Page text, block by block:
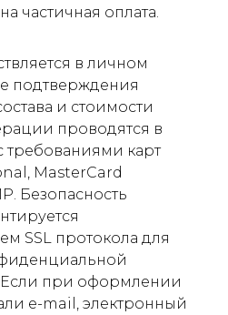
частичная оплата.
в личном
подтверждения
и стоимости
проводятся в
требованиями карт
MasterCard
Безопасность
SSL протокола для
при оформлении
e-mail, электронный